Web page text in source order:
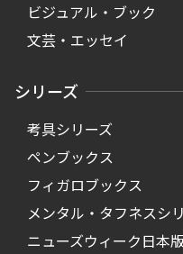
ビジュアル・ブック
文芸・エッセイ
シリーズ
考具シリーズ
ペンブックス
フィガロブックス
メンタル・タフネスシ
ニューズウィーク日本